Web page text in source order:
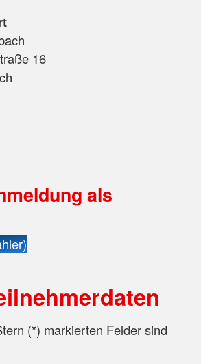
16
als
(*) markierten Felder sind